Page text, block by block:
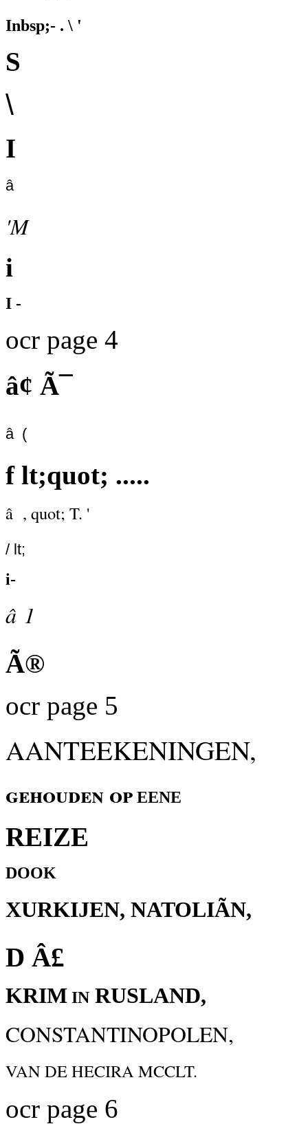
Inbsp;- . \ '
S
\
I
â
'M
i
I -
ocr page 4
â¢ Ã¯
â (
f lt;quot; .....
â , quot; T. '
/ lt;
i-
â 1
Ã®
ocr page 5
AANTEEKENINGEN,
gehouden op EENE
REIZE
DOOK
XURKIJEN, NATOLIÃN,
D Â£
KRIM IN RUSLAND,
CONSTANTINOPOLEN,
VAN DE HECIRA MCCLT.
ocr page 6